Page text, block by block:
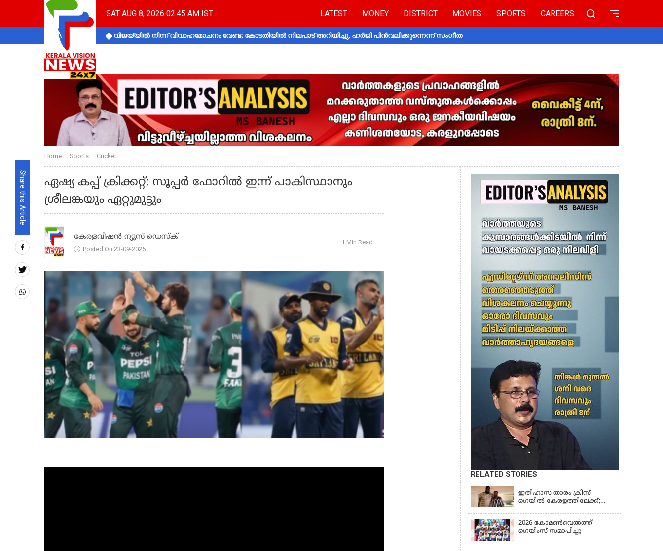
SAT AUG 8, 2026 02:45 AM IST LATEST MONEY DISTRICT MOVIES SPORTS CAREERS
വിജയ്‌യിൽ നിന്ന് വിവാഹമോചനം വേണ്ട; കോടതിയിൽ നിലപാട് അറിയിച്ചു, ഹർജി പിൻവലിക്കുന്നെന്ന് സംഗീത
Share this Article
Home Sports Cricket
ഏഷ്യ കപ്പ് ക്രിക്കറ്റ്; സൂപ്പര്‍ ഫോറിൽ ഇന്ന് പാകിസ്ഥാനും
ശ്രീലങ്കയും ഏറ്റുമുട്ടും
കേരളവിഷൻ ന്യൂസ് ഡെസ്‌ക്
Posted On 23-09-2025
1 Min Read
RELATED STORIES
KERALA
ഇതിഹാസ താരം ക്രിസ്
ഗെയിൽ കേരളത്തിലേക്ക്;
2026 കോമണ്‍വെല്‍ത്ത്
ഗെയിംസ് സമാപിച്ചു